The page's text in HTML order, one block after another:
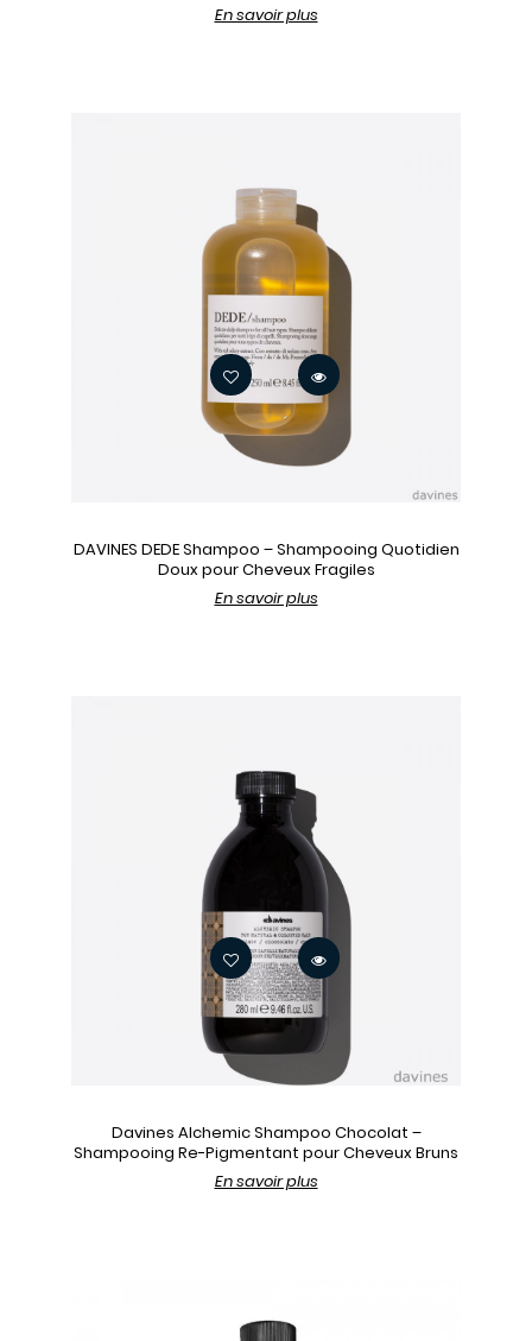
En savoir plus
DAVINES DEDE Shampoo – Shampooing Quotidien
Doux pour Cheveux Fragiles
En savoir plus
Davines Alchemic Shampoo Chocolat –
Shampooing Re-Pigmentant pour Cheveux Bruns
En savoir plus